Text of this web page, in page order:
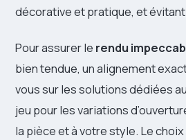
décorative et pratique, et
Pour assurer le rendu
bien tendue, un alignement
vous sur les solutions dédiées
jeu pour les variations
la pièce et à votre style. Le